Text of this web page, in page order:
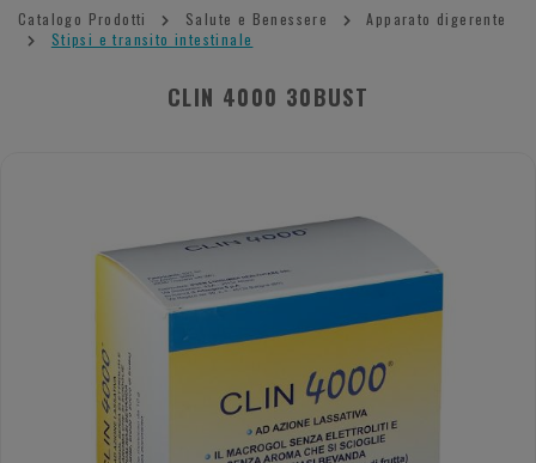
Catalogo Prodotti Salute e Benessere
Apparato digerente
Stipsi e transito intestinale
CLIN 4000 30BUST